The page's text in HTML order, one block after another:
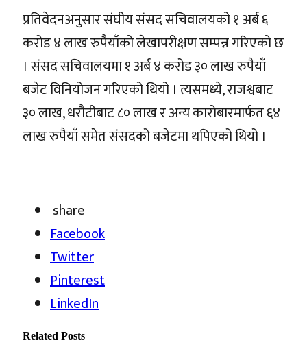
प्रतिवेदनअनुसार संघीय संसद सचिवालयको १ अर्ब ६
करोड ४ लाख रुपैयाँको लेखापरीक्षण सम्पन्न गरिएको छ
। संसद सचिवालयमा १ अर्ब ४ करोड ३० लाख रुपैयाँ
बजेट विनियोजन गरिएको थियो । त्यसमध्ये, राजश्वबाट
३० लाख, धरौटीबाट ८० लाख र अन्य कारोबारमार्फत ६४
लाख रुपैयाँ समेत संसदको बजेटमा थपिएको थियो ।
share
Facebook
Twitter
Pinterest
LinkedIn
Related Posts